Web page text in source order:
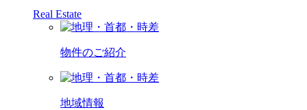
Real Estate
物件のご紹介
地域情報